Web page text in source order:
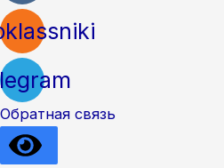
Обратная связь